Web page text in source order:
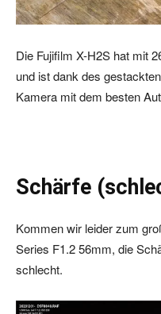
Die Fujifilm X-H2S hat mit
und ist dank des
Kamera mit dem besten
Schärfe
Kommen wir leider zum
Series F1.2 56mm, die
schlecht.